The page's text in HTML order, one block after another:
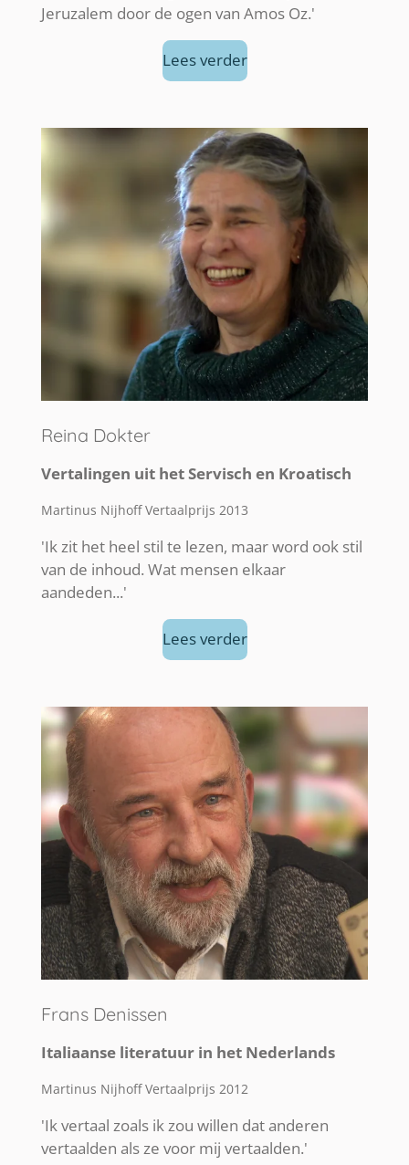
Jeruzalem door de ogen van Amos Oz.'
Lees verder
Reina Dokter
Vertalingen uit het Servisch en Kroatisch
Martinus Nijhoff Vertaalprijs 2013
'Ik zit het heel stil te lezen, maar word ook stil
van de inhoud. Wat mensen elkaar
aandeden...'
Lees verder
Frans Denissen
Italiaanse literatuur in het Nederlands
Martinus Nijhoff Vertaalprijs 2012
'Ik vertaal zoals ik zou willen dat anderen
vertaalden als ze voor mij vertaalden.'